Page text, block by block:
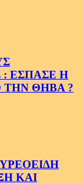
ΕΣΠΑΣΕ Η
ΘΗΒΑ ?
ΚΑΙ